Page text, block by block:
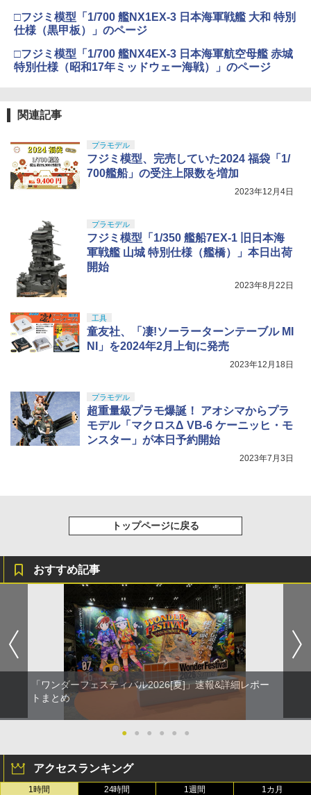
□フジミ模型「1/700 艦NX1EX-3 日本海軍戦艦 大和 特別
仕様（黒甲板）」のページ
□フジミ模型「1/700 艦NX4EX-3 日本海軍航空母艦 赤城
特別仕様（昭和17年ミッドウェー海戦）」のページ
関連記事
プラモデル
フジミ模型、完売していた2024 福袋「1/
700艦船」の受注上限数を増加
2023年12月4日
プラモデル
フジミ模型「1/350 艦船7EX-1 旧日本海
軍戦艦 山城 特別仕様（艦橋）」本日出荷
開始
2023年8月22日
工具
童友社、「凄!ソーラーターンテーブル MI
NI」を2024年2月上旬に発売
2023年12月18日
プラモデル
超重量級プラモ爆誕！ アオシマからプラ
モデル「マクロスΔ VB-6 ケーニッヒ・モ
ンスター」が本日予約開始
2023年7月3日
トップページに戻る
おすすめ記事
「ワンダーフェスティバル2026[夏]」速報&詳細レポー
トまとめ
● ● ● ● ● ●
アクセスランキング
1時間 24時間 1週間 1カ月